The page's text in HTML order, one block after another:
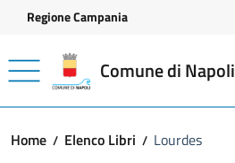
Vai ai contenuti
Vai al footer
Regione Campania
Comune di Napoli
Home Elenco Libri Lourdes